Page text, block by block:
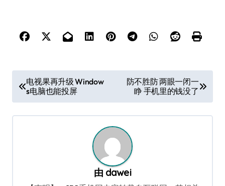
章
导
电视果再升级 Window
s电脑也能投屏
防不胜防 两眼一闭一
睁 手机里的钱没了
由 dawei